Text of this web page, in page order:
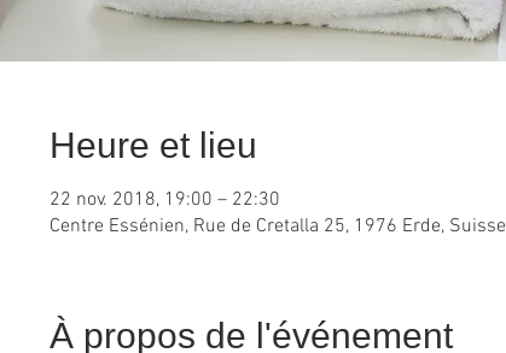
Heure et lieu
22 nov. 2018, 19:00 – 22:30
Centre Essénien, Rue de Cretalla 25, 1976 Erde, Suisse
À propos de l'événement